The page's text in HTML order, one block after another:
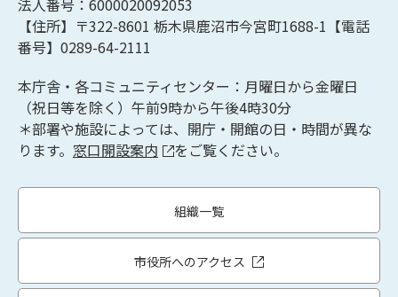
【住所】〒322-8601 栃木県鹿沼市今宮町1688-1【電話
番号】0289-64-2111
本庁舎・各コミュニティセンター：月曜日から金曜日
（祝日等を除く）午前9時から午後4時30分
＊部署や施設によっては、開庁・開館の日・時間が異な
ります。 窓口開設案内 をご覧ください。
組織一覧
市役所へのアクセス